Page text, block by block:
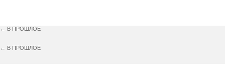
← В ПРОШЛОЕ
← В ПРОШЛОЕ